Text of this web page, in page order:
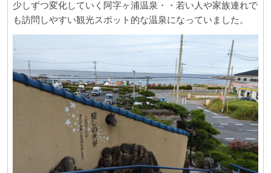
少しずつ変化していく阿字ヶ浦温泉・・若い人や家族連れで
も訪問しやすい観光スポット的な温泉になっていました。